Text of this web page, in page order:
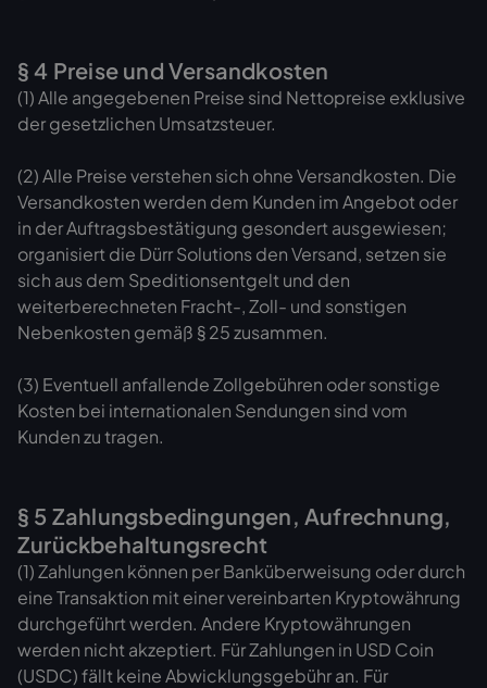
§ 4 Preise und Versandkosten
(1) Alle angegebenen Preise sind Nettopreise exklusive
der gesetzlichen Umsatzsteuer.
(2) Alle Preise verstehen sich ohne Versandkosten. Die
Versandkosten werden dem Kunden im Angebot oder
in der Auftragsbestätigung gesondert ausgewiesen;
organisiert die Dürr Solutions den Versand, setzen sie
sich aus dem Speditionsentgelt und den
weiterberechneten Fracht-, Zoll- und sonstigen
Nebenkosten gemäß § 25 zusammen.
(3) Eventuell anfallende Zollgebühren oder sonstige
Kosten bei internationalen Sendungen sind vom
Kunden zu tragen.
§ 5 Zahlungsbedingungen, Aufrechnung,
Zurückbehaltungsrecht
(1) Zahlungen können per Banküberweisung oder durch
eine Transaktion mit einer vereinbarten Kryptowährung
durchgeführt werden. Andere Kryptowährungen
werden nicht akzeptiert. Für Zahlungen in USD Coin
(USDC) fällt keine Abwicklungsgebühr an. Für